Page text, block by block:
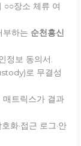
○○장소 체류 여
부하는 순천흥신
정보 동의서.
로 무결성
매트릭스가 결과
화·접근 로그·안